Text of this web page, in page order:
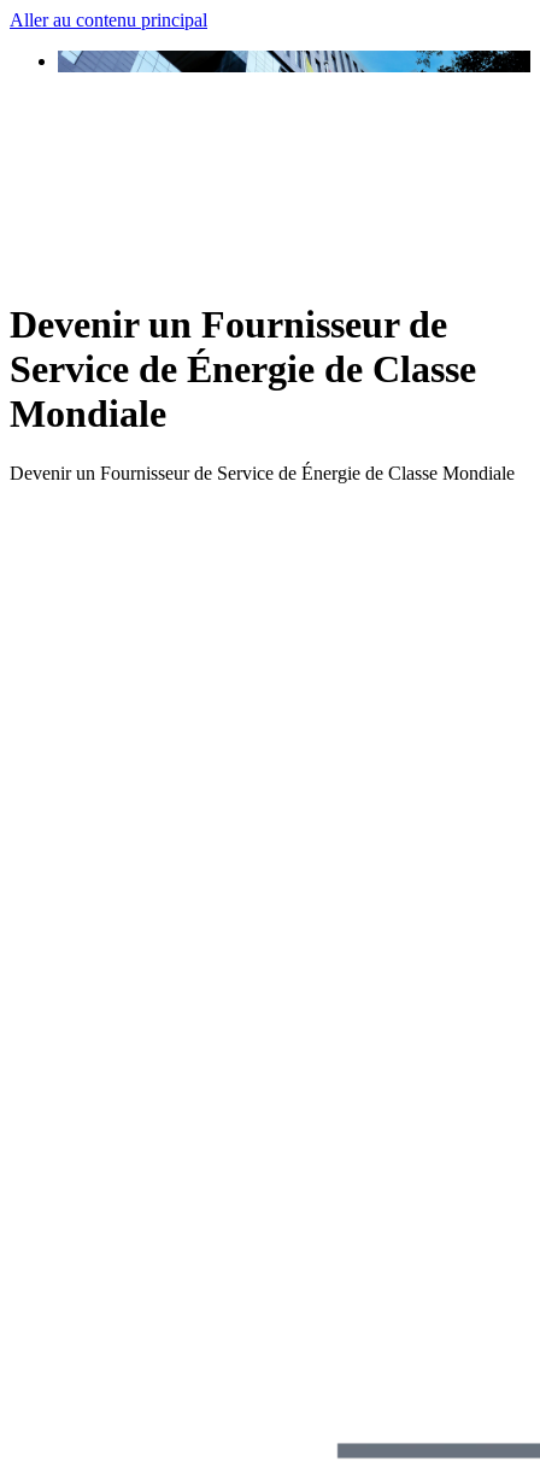
Aller au contenu principal
Devenir un Fournisseur de
Service de Énergie de Classe
Mondiale
Devenir un Fournisseur de Service de Énergie de Classe Mondiale